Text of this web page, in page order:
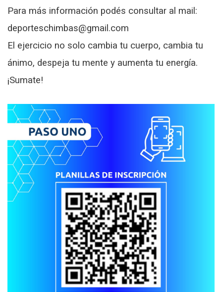
Para más información podés consultar al mail:
deporteschimbas@gmail.com
El ejercicio no solo cambia tu cuerpo, cambia tu
ánimo, despeja tu mente y aumenta tu energía.
¡Sumate!